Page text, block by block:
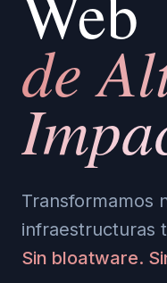
de
Transformamos
infraestructuras
Sin bloatware.